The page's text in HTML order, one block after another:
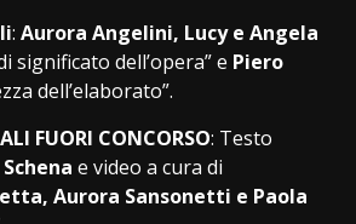
: Aurora Angelini, Lucy e Angela
significato dell’opera” e Piero
dell’elaborato”.
FUORI CONCORSO: Testo
e video a cura di
Aurora Sansonetti e Paola